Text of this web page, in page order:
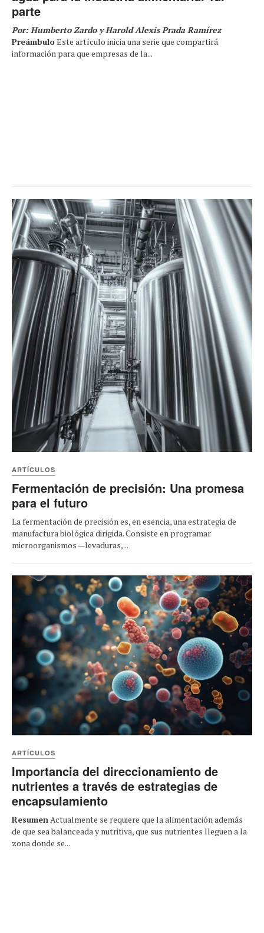
parte
Por: Humberto Zardo y Harold Alexis Prada Ramírez
PreámbuloEste artículo inicia una serie que compartirá
información para que empresas de la...
ARTÍCULOS
Fermentación de precisión: Una promesa
para el futuro
La fermentación de precisión es, en esencia, una estrategia de
manufactura biológica dirigida. Consiste en programar
microorganismos —levaduras,...
ARTÍCULOS
Importancia del direccionamiento de
nutrientes a través de estrategias de
encapsulamiento
ResumenActualmente se requiere que la alimentación además
de que sea balanceada y nutritiva, que sus nutrientes lleguen a la
zona donde se...